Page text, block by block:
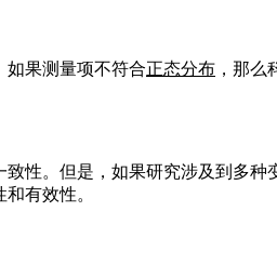
如果测量项不符合正态分布 ，那
性。但是，如果研究涉及到多
有效性。